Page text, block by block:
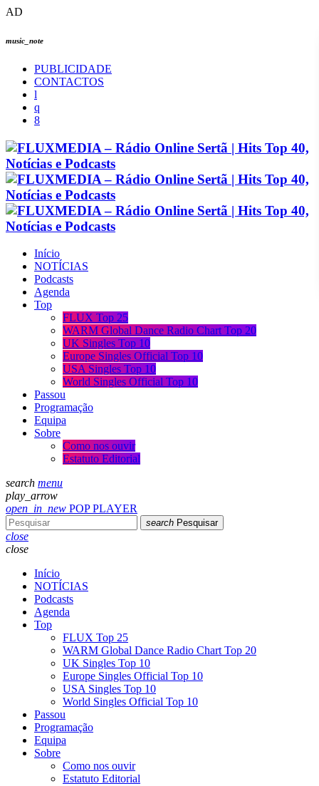
AD
music_note
PUBLICIDADE
CONTACTOS
Início
NOTÍCIAS
Podcasts
Agenda
Top
FLUX Top 25
WARM Global Dance Radio Chart Top 20
UK Singles Top 10
Europe Singles Official Top 10
USA Singles Top 10
World Singles Official Top 10
Passou
Programação
Equipa
Sobre
Como nos ouvir
Estatuto Editorial
search menu
play_arrow
open_in_new POP PLAYER
search Pesquisar
close
close
Início
NOTÍCIAS
Podcasts
Agenda
Top
FLUX Top 25
WARM Global Dance Radio Chart Top 20
UK Singles Top 10
Europe Singles Official Top 10
USA Singles Top 10
World Singles Official Top 10
Passou
Programação
Equipa
Sobre
Como nos ouvir
Estatuto Editorial